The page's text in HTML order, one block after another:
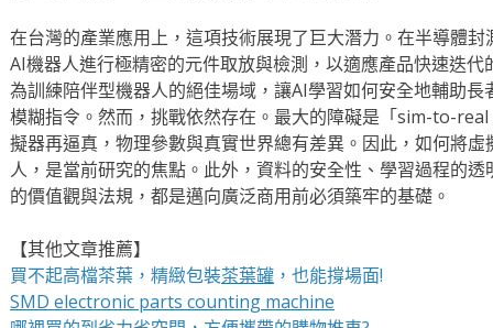
在台灣的產業應用上，這項技術展現了巨大潛力。在半導體
AI機器人進行極精密的元件取放與檢測，以適應產品快速迭
為訓練陪伴型機器人的絕佳場域，讓AI學習如何安全地輔助
模糊指令。然而，挑戰依然存在。最大的障礙是「sim-to-
擬器再逼真，物理參數與真實世界總有差異。因此，如何將
人，是當前研究的焦點。此外，資料的安全性、學習過程的
的價值觀與法規，都是邁向廣泛商用前必須築牢的基礎。
【其他文章推薦】
買不起高檔茶葉，精緻包裝茶葉罐，也能撐場面!
SMD electronic parts counting machine